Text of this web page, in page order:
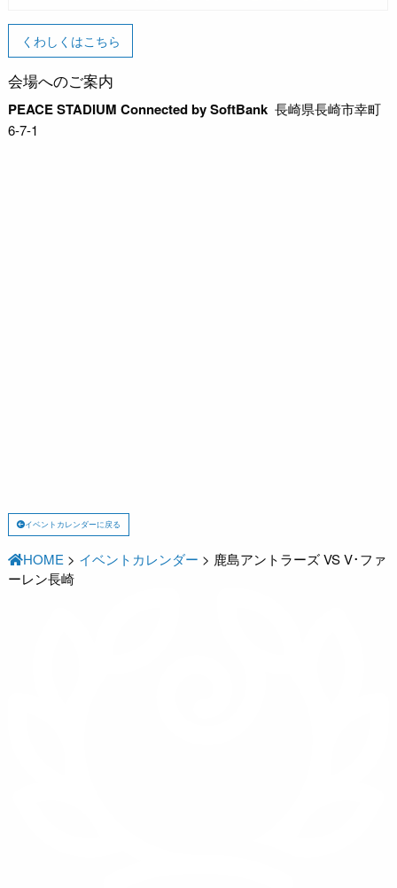
くわしくはこちら
会場へのご案内
PEACE STADIUM Connected by SoftBank 長崎県長崎市幸町
6-7-1
イベントカレンダーに戻る
HOME > イベントカレンダー > 鹿島アントラーズ VS V･ファ
ーレン長崎